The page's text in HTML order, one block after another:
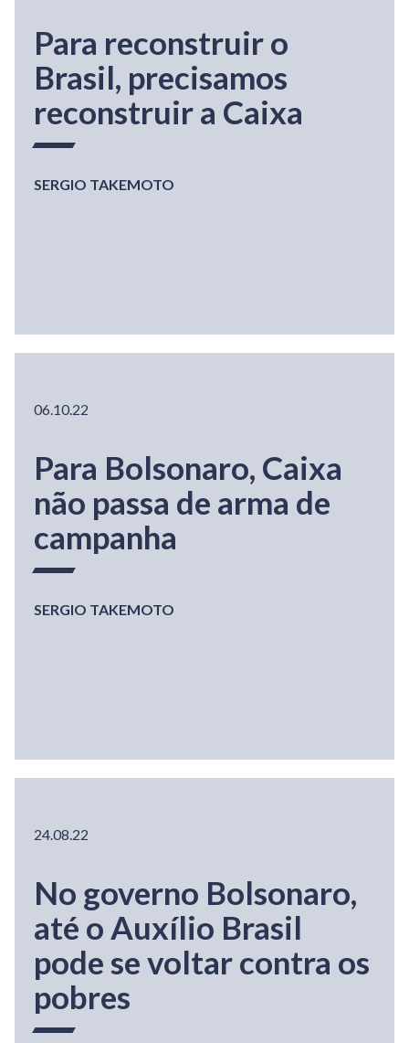
Para reconstruir o
Brasil, precisamos
reconstruir a Caixa
SERGIO TAKEMOTO
06.10.22
Para Bolsonaro, Caixa
não passa de arma de
campanha
SERGIO TAKEMOTO
24.08.22
No governo Bolsonaro,
até o Auxílio Brasil
pode se voltar contra os
pobres